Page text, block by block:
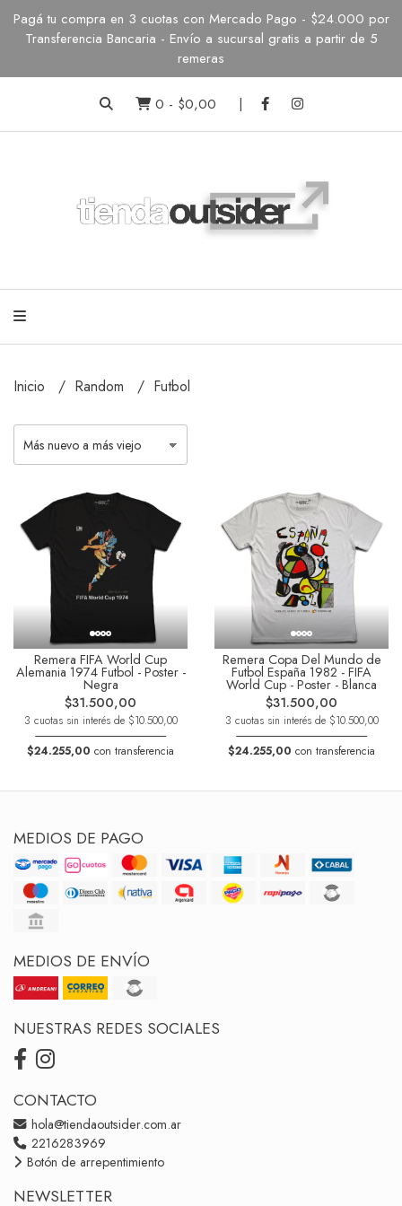
Pagá tu compra en 3 cuotas con Mercado Pago - $24.000 por
Transferencia Bancaria - Envío a sucursal gratis a partir de 5
remeras
0 - $0,00
Inicio Random Futbol
Remera FIFA World Cup
Alemania 1974 Futbol - Poster -
Negra
$31.500,00
3 cuotas sin interés de $10.500,00
$24.255,00 con transferencia
Remera Copa Del Mundo de
Futbol España 1982 - FIFA
World Cup - Poster - Blanca
$31.500,00
3 cuotas sin interés de $10.500,00
$24.255,00 con transferencia
MEDIOS DE PAGO
MEDIOS DE ENVÍO
NUESTRAS REDES SOCIALES
CONTACTO
hola@tiendaoutsider.com.ar
2216283969
Botón de arrepentimiento
NEWSLETTER